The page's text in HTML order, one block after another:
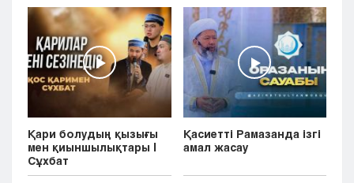
Туркестан
Уральск
Усть-Каменогорск
Шымкент
Қари болудың қызығы
мен қиыншылықтары |
Сұхбат
Қасиетті Рамазанда ізгі
амал жасау